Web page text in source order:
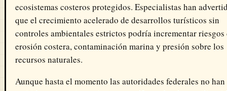
ecosistemas costeros protegidos. Especialistas han
que el crecimiento acelerado de desarrollos turísticos sin
controles ambientales estrictos podría incrementar riesgos
erosión costera, contaminación marina y presión sobre los
recursos naturales.
Aunque hasta el momento las autoridades federales no han